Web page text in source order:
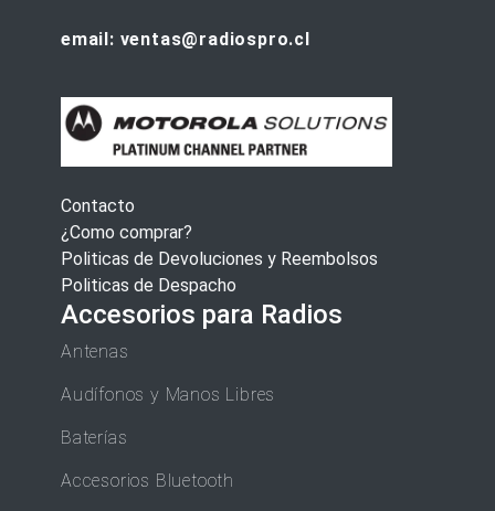
email: ventas@radiospro.cl
Contacto
¿Como comprar?
Politicas de Devoluciones y Reembolsos
Politicas de Despacho
Accesorios para Radios
Antenas
Audífonos y Manos Libres
Baterías
Accesorios Bluetooth